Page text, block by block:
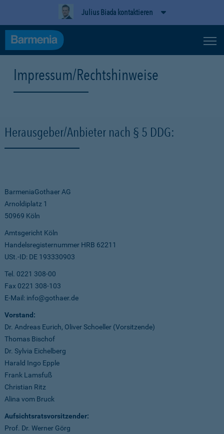
Julius Biada kontaktieren
Impressum/Rechtshinweise
Herausgeber/Anbieter nach § 5 DDG:
BarmeniaGothaer AG
Arnoldiplatz 1
50969 Köln
Amtsgericht Köln
Handelsregisternummer HRB 62211
USt.-ID: DE 193330903
Tel. 0221 308-00
Fax 0221 308-103
E-Mail: info@gothaer.de
Vorstand:
Dr. Andreas Eurich, Oliver Schoeller (Vorsitzende)
Thomas Bischof
Dr. Sylvia Eichelberg
Harald Ingo Epple
Frank Lamsfuß
Christian Ritz
Alina vom Bruck
Aufsichtsratsvorsitzender:
Prof. Dr. Werner Görg